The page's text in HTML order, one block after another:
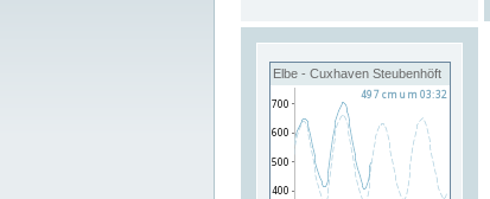
Elbe - Cuxhaven Steubenhöft